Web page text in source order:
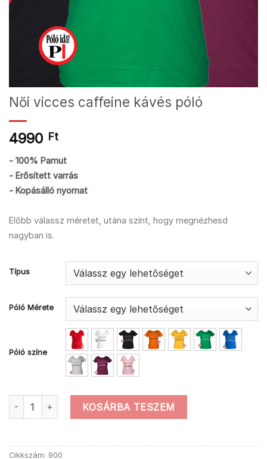
Női vicces caffeine kávés póló
4990 Ft
- 100% Pamut
- Erősített varrás
- Kopásálló nyomat
Előbb válassz méretet, utána színt, hogy megnézhesd
nagyban is.
Típus
Póló Mérete
Póló színe
Női vicces caffeine kávés póló mennyiség
KOSÁRBA TESZEM
Cikkszám: 900